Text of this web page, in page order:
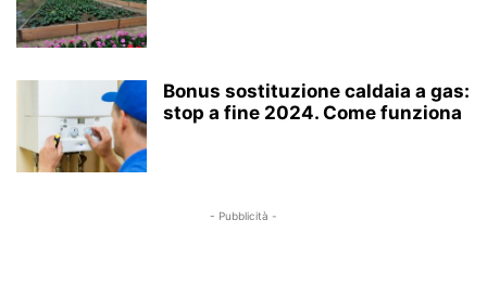
Bonus sostituzione caldaia a gas:
stop a fine 2024. Come funziona
- Pubblicità -